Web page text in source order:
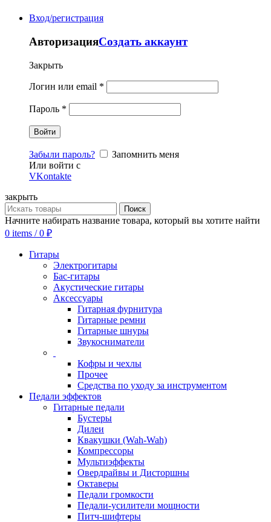
Вход/регистрация
АвторизацияСоздать аккаунт
Закрыть
Логин или email *
Пароль *
Забыли пароль?
Запомнить меня
Или войти с
VKontakte
закрыть
Поиск
Начните набирать название товара, который вы хотите найти
0 items / 0 ₽
Гитары
Электрогитары
Бас-гитары
Акустические гитары
Аксессуары
Гитарная фурнитура
Гитарные ремни
Гитарные шнуры
Звукосниматели
Кофры и чехлы
Прочее
Средства по уходу за инструментом
Педали эффектов
Гитарные педали
Бустеры
Дилеи
Квакушки (Wah-Wah)
Компрессоры
Мультиэффекты
Овердрайвы и Дисторшны
Октаверы
Педали громкости
Педали-усилители мощности
Питч-шифтеры